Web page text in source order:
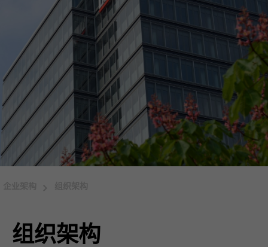
组织架构